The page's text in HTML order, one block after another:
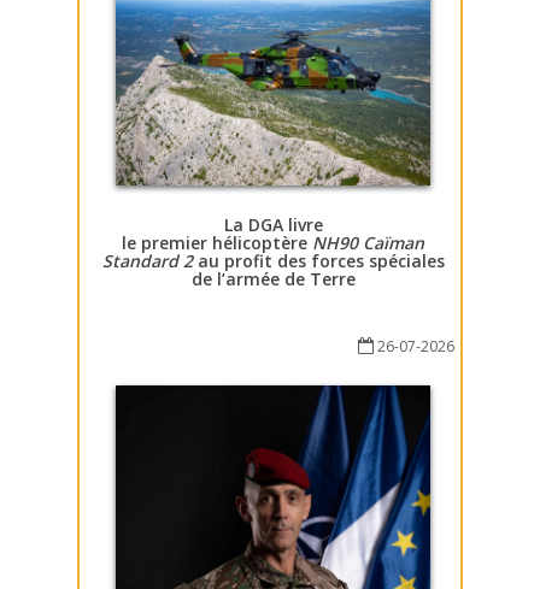
La DGA livre
le premier hélicoptère NH90 Caïman
Standard 2au profit des forces spéciales
de l’armée de Terre
26-07-2026